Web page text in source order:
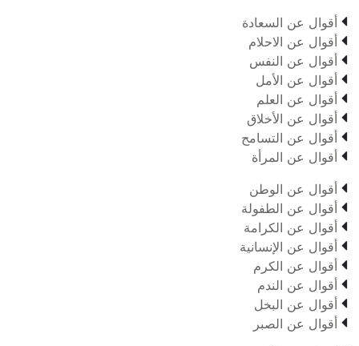
 أقوال عن السعادة
 أقوال عن الاحلام
 أقوال عن النفس
 أقوال عن الأمل
 أقوال عن العلم
 أقوال عن الأخلاق
 أقوال عن التسامح
 أقوال عن المرأة
 أقوال عن الوطن
 أقوال عن الطفولة
 أقوال عن الكرامة
 أقوال عن الإنسانية
 أقوال عن الكرم
 أقوال عن الندم
 أقوال عن البخل
 أقوال عن الصبر